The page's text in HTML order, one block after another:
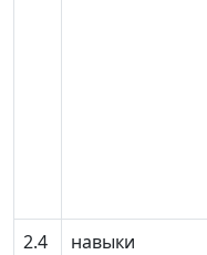
2.4 навыки